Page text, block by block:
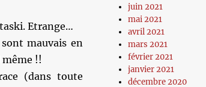
Etrange…
mauvais en
même !!
(dans toute
juin 2021
mai 2021
avril 2021
mars 2021
février 2021
janvier 2021
décembre 2020